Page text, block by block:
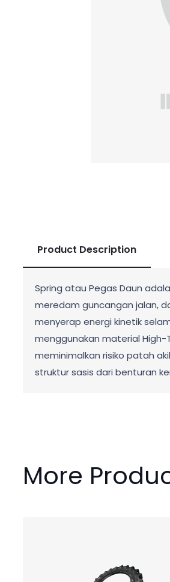
Product Description
Spring atau Pegas Daun
meredam guncangan jalan,
menyerap energi kinetik
menggunakan material High-
meminimalkan risiko patah
struktur sasis dari benturan
More